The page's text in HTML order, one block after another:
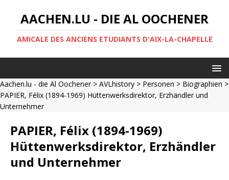
AACHEN.LU - DIE AL OOCHENER
AMICALE DES ANCIENS ETUDIANTS D'AIX-LA-CHAPELLE
Aachen.lu - die Al Oochener> AVLhistory > Personen > Biographien >
PAPIER, Félix (1894-1969) Hüttenwerksdirektor, Erzhändler und
Unternehmer
PAPIER, Félix (1894-1969)
Hüttenwerksdirektor, Erzhändler
und Unternehmer